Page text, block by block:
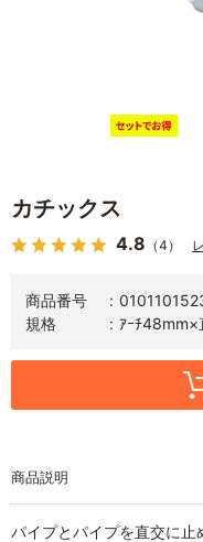
カチックス
4.8 （4）
商品番号
規格
ｱｰﾁ48mm×
商品説明
パイプとパイプを直交に止